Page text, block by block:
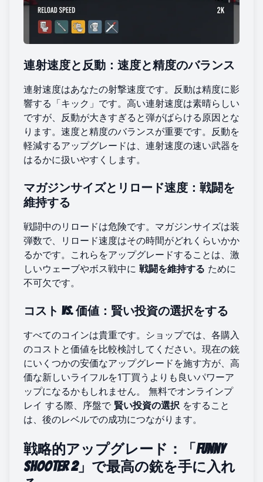
連射速度と反動：速度と精度のバランス
連射速度はあなたの射撃速度です。反動は精度に影
響する「キック」です。高い連射速度は素晴らしい
ですが、反動が大きすぎると弾がばらける原因とな
ります。速度と精度のバランスが重要です。反動を
軽減するアップグレードは、連射速度の速い武器を
はるかに扱いやすくします。
マガジンサイズとリロード速度：戦闘を
維持する
戦闘中のリロードは危険です。マガジンサイズは装
弾数で、リロード速度はその時間がどれくらいかか
るかです。これらをアップグレードすることは、激
しいウェーブやボス戦中に 戦闘を維持する ために
不可欠です。
コスト vs. 価値：賢い投資の選択をする
すべてのコインは貴重です。ショップでは、各購入
のコストと価値を比較検討してください。現在の銃
にいくつかの安価なアップグレードを施す方が、高
価な新しいライフルを1丁買うよりも良いパワーア
ップになるかもしれません。 無料でオンラインプ
レイ する際、序盤で 賢い投資の選択 をすること
は、後のレベルでの成功につながります。
戦略的アップグレード：「Funny
Shooter 2」で最高の銃を手に入れ